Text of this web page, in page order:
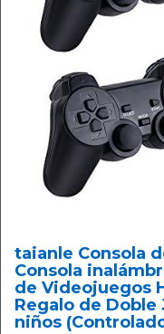
taianle Consola
Consola
de Videojuegos
Regalo de
niños